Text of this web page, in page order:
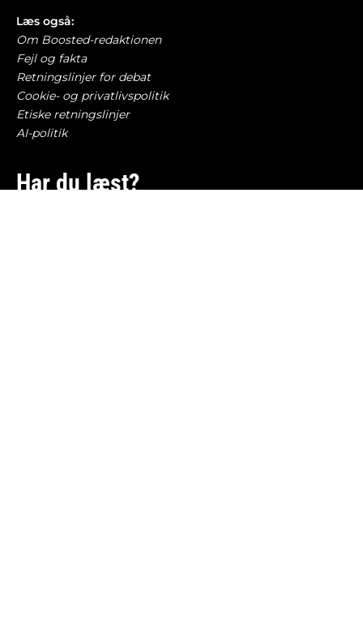
Læs også:
Om Boosted-redaktionen
Fejl og fakta
Retningslinjer for debat
Cookie- og privatlivspolitik
Etiske retningslinjer
AI-politik
Har du læst?